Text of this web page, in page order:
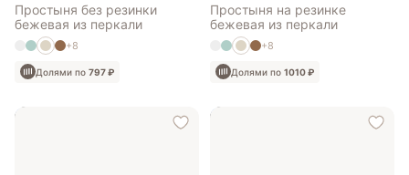
Простыня без резинки
бежевая из перкали
+8
Долями по797 ₽
Простыня на резинке
бежевая из перкали
+8
Долями по 1010 ₽